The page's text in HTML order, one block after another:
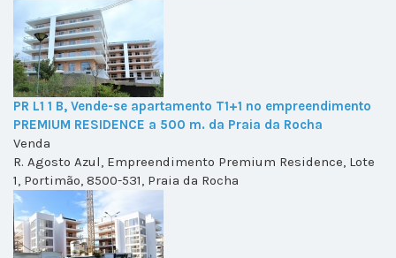
PR L1 1 B, Vende-se apartamento T1+1 no empreendimento
PREMIUM RESIDENCE a 500 m. da Praia da Rocha
Venda
R. Agosto Azul, Empreendimento Premium Residence, Lote
1, Portimão, 8500-531, Praia da Rocha